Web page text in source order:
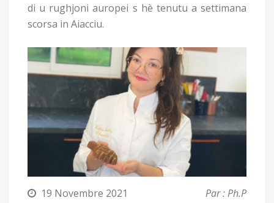
di u rughjoni auropei s hè tenutu a settimana
scorsa in Aiacciu.
19 Novembre 2021 Par : Ph.P